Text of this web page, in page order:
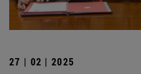
27 | 02 | 2025